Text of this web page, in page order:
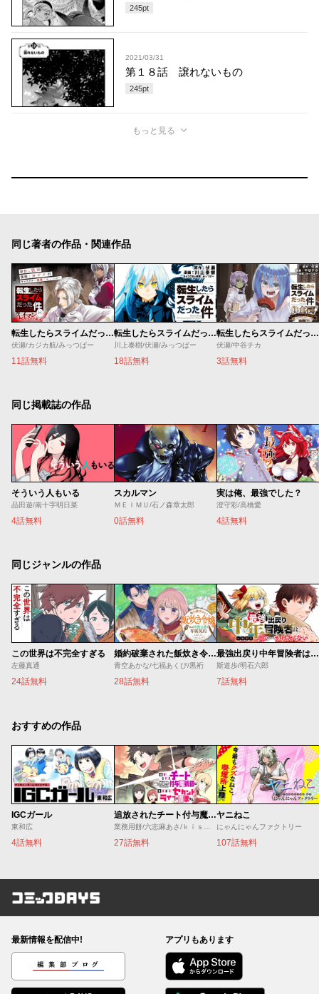
245pt
2021/03/31
第１８話 譲れないもの
245pt
もっと見る
同じ著者の作品・関連作品
転生したらスライムだった件 クレイマンREVENGE
伏瀬/カジカ航/みっつばー
11話無料
転生したらスライムだった件
川上泰樹/伏瀬/みっつばー
18話無料
転生したらスライムだった件 美食伝 ～ペコとリムルの料理手帖～
伏瀬/中谷チカ
3話無料
同じ掲載誌の作品
そういう人もいる
品田遊/南十字明日菜
4話無料
スカルマン
ＭＥＩＭＵ/石ノ森章太郎
0話無料
実は俺、最強でした？
澄守彩/高橋愛
4話無料
同じジャンルの作品
この世界は不完全すぎる
左藤真通
24話無料
婚約破棄された飯炊き令嬢の私は冷酷公爵と専属契約しました～ですが胃袋を掴んだ結果、冷たかった公爵様がどんどん優しくなっています～
青空あかな/七福あくび/黒裄
28話無料
最強出戻り中年冒険者は、今さら命なんてかけたくない
斯道歩/明石六郎
7話無料
おすすめの作品
IGCガール
東和広
4話無料
追放されたチート付与魔術師は気ままなセカンドライフを謳歌する。 ～俺は武器だけじゃなく、あらゆるものに『強化ポイント』を付与できるし、俺の意思でいつでも効果を解除できるけど、残った人たち大丈夫？～
27話無料
ヤニねこ
にゃんにゃんファクトリー
107話無料
コミックDAYS
最新情報を配信中!
編集部ブログ
アプリもあります